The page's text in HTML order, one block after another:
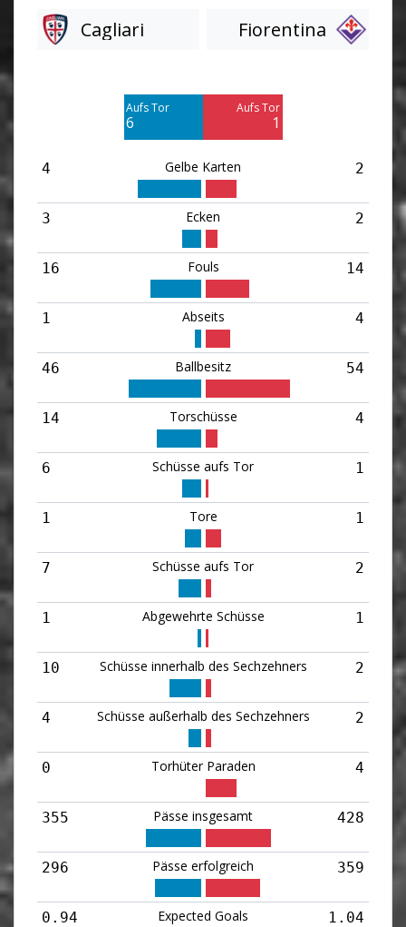
Cagliari
Fiorentina
Aufs Tor
6
Aufs Tor
1
4 Gelbe Karten 2
3 Ecken 2
16 Fouls 14
1 Abseits 4
46 Ballbesitz 54
14 Torschüsse 4
6 Schüsse aufs Tor 1
1 Tore 1
7 Schüsse aufs Tor 2
1 Abgewehrte Schüsse 1
10 Schüsse innerhalb des Sechzehners 2
4 Schüsse außerhalb des Sechzehners 2
0 Torhüter Paraden 4
355 Pässe insgesamt 428
296 Pässe erfolgreich 359
0.94 Expected Goals 1.04